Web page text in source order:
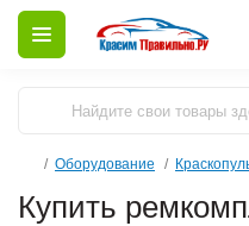
Оборудование
Купить